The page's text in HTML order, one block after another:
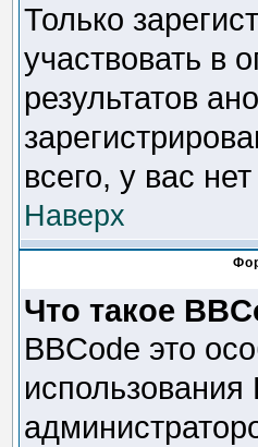
Только
участвовать в
результатов
всего, у вас
Наверх
Что такое
BBCode это